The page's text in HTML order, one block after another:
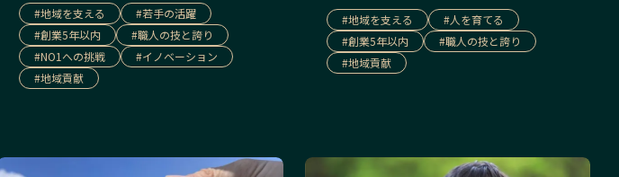
#地域を支える #若手の活躍
#創業5年以内 #職人の技と誇り
#NO1への挑戦 #イノベーション
#地域貢献
#地域を支える #人を育てる
#創業5年以内 #職人の技と誇り
#地域貢献